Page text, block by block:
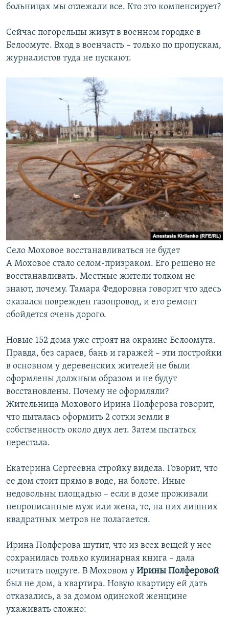
больницах мы отлежали все. Кто это компенсирует?
Сейчас погорельцы живут в военном городке в
Белоомуте. Вход в военчасть – только по пропускам,
журналистов туда не пускают.
Село Моховое восстанавливаться не будет
А Моховое стало селом-призраком. Его решено не
восстанавливать. Местные жители толком не
знают, почему. Тамара Федоровна говорит что здесь
оказался поврежден газопровод, и его ремонт
обойдется очень дорого.
Новые 152 дома уже строят на окраине Белоомута.
Правда, без сараев, бань и гаражей – эти постройки
в основном у деревенских жителей не были
оформлены должным образом и не будут
восстановлены. Почему не оформляли?
Жительница Мохового Ирина Полферова говорит,
что пыталась оформить 2 сотки земли в
собственность около двух лет. Затем пытаться
перестала.
Екатерина Сергеевна стройку видела. Говорит, что
ее дом стоит прямо в воде, на болоте. Иные
недовольны площадью – если в доме проживали
непрописанные муж или жена, то, на них лишних
квадратных метров не полагается.
Ирина Полферова шутит, что из всех вещей у нее
сохранилась только кулинарная книга – дала
почитать подруге. В Моховом у Ирины Полферовой
был не дом, а квартира. Новую квартиру ей дать
отказались, а за домом одинокой женщине
ухаживать сложно: